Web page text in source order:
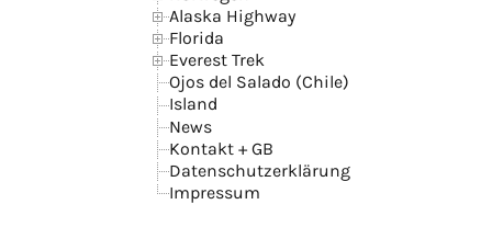
Alaska Highway
Florida
Everest Trek
Ojos del Salado (Chile)
Island
News
Kontakt + GB
Datenschutzerklärung
Impressum